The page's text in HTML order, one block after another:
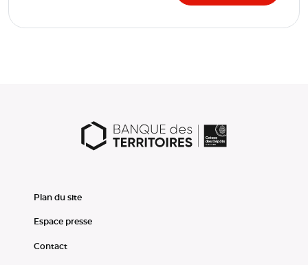
Plan du site
Espace presse
Contact